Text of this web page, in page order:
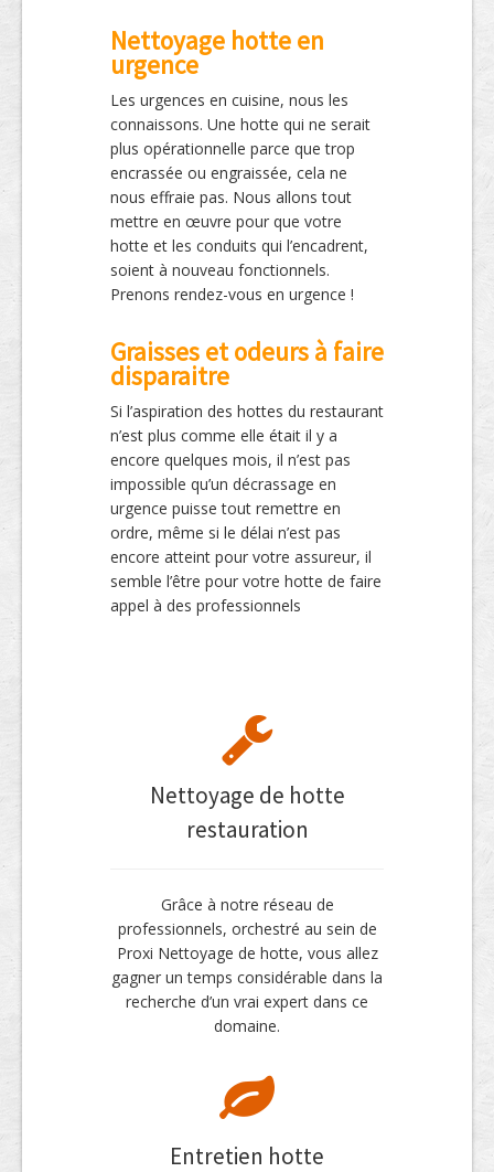
Nettoyage hotte en
urgence
Les urgences en cuisine, nous les
connaissons. Une hotte qui ne serait
plus opérationnelle parce que trop
encrassée ou engraissée, cela ne
nous effraie pas. Nous allons tout
mettre en œuvre pour que votre
hotte et les conduits qui l’encadrent,
soient à nouveau fonctionnels.
Prenons rendez-vous en urgence !
Graisses et odeurs à faire
disparaitre
Si l’aspiration des hottes du restaurant
n’est plus comme elle était il y a
encore quelques mois, il n’est pas
impossible qu’un décrassage en
urgence puisse tout remettre en
ordre, même si le délai n’est pas
encore atteint pour votre assureur, il
semble l’être pour votre hotte de faire
appel à des professionnels
Nettoyage de hotte
restauration
Grâce à notre réseau de
professionnels, orchestré au sein de
Proxi Nettoyage de hotte, vous allez
gagner un temps considérable dans la
recherche d’un vrai expert dans ce
domaine.
Entretien hotte